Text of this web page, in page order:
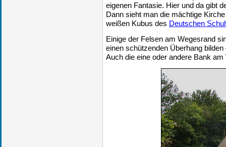
eigenen Fantasie. Hier und da gibt
Dann sieht man die mächtige
weißen Kubus des Deutschen
Einige der Felsen am Wegesrand
einen schützenden Überhang
Auch die eine oder andere Bank